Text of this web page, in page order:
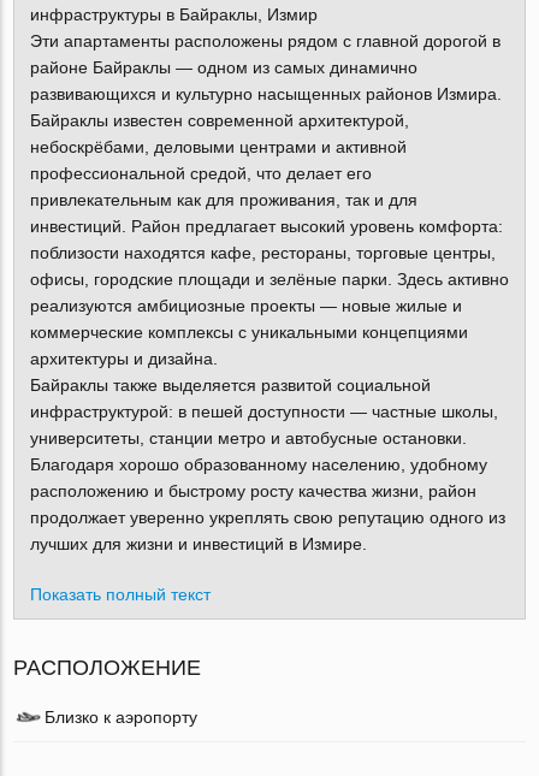
инфраструктуры в Байраклы, Измир
Эти апартаменты расположены рядом с главной дорогой в
районе Байраклы — одном из самых динамично
развивающихся и культурно насыщенных районов Измира.
Байраклы известен современной архитектурой,
небоскрёбами, деловыми центрами и активной
профессиональной средой, что делает его
привлекательным как для проживания, так и для
инвестиций. Район предлагает высокий уровень комфорта:
поблизости находятся кафе, рестораны, торговые центры,
офисы, городские площади и зелёные парки. Здесь активно
реализуются амбициозные проекты — новые жилые и
коммерческие комплексы с уникальными концепциями
архитектуры и дизайна.
Байраклы также выделяется развитой социальной
инфраструктурой: в пешей доступности — частные школы,
университеты, станции метро и автобусные остановки.
Благодаря хорошо образованному населению, удобному
расположению и быстрому росту качества жизни, район
продолжает уверенно укреплять свою репутацию одного из
лучших для жизни и инвестиций в Измире.
Показать полный текст
РАСПОЛОЖЕНИЕ
Близко к аэропорту